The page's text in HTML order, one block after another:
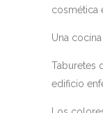
cosmética
Una
Taburetes
edificio